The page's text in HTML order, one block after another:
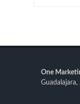
One
Guadalajara,